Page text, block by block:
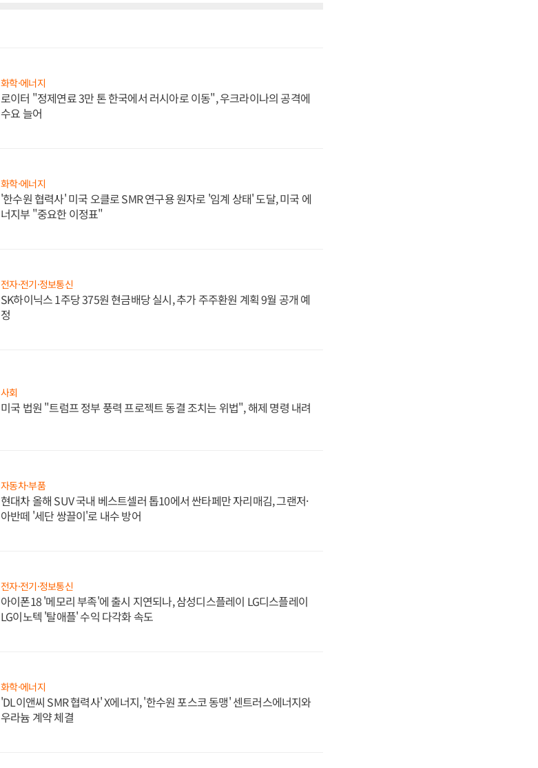
화학·에너지
로이터 "정제연료 3만 톤 한국에서 러시아로 이동", 우크라이나의 공격에
수요 늘어
화학·에너지
'한수원 협력사' 미국 오클로 SMR 연구용 원자로 '임계 상태' 도달, 미국 에
너지부 "중요한 이정표"
전자·전기·정보통신
SK하이닉스 1주당 375원 현금배당 실시, 추가 주주환원 계획 9월 공개 예
정
사회
미국 법원 "트럼프 정부 풍력 프로젝트 동결 조치는 위법", 해제 명령 내려
자동차·부품
현대차 올해 SUV 국내 베스트셀러 톱10에서 싼타페만 자리매김, 그랜저·
아반떼 '세단 쌍끌이'로 내수 방어
전자·전기·정보통신
아이폰18 '메모리 부족'에 출시 지연되나, 삼성디스플레이 LG디스플레이
LG이노텍 '탈애플' 수익 다각화 속도
화학·에너지
'DL이앤씨 SMR 협력사' X에너지, '한수원 포스코 동맹' 센트러스에너지와
우라늄 계약 체결